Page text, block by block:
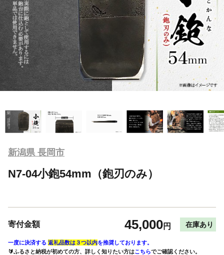
新潟県 長岡市
N7-04小鉋54mm（鉋刃のみ）
寄付金額 45,000円 在庫あり
一度に決済する 返礼品数は３つ以内を推奨しております。
🔰ふるさと納税が初めての方、詳しく知りたい方はこちらでご確認ください。